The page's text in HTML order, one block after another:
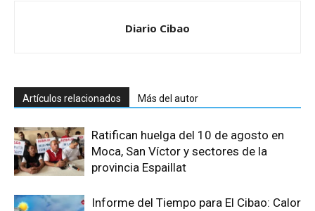
Diario Cibao
Artículos relacionados Más del autor
Ratifican huelga del 10 de agosto en
Moca, San Víctor y sectores de la
provincia Espaillat
Informe del Tiempo para El Cibao: Calor